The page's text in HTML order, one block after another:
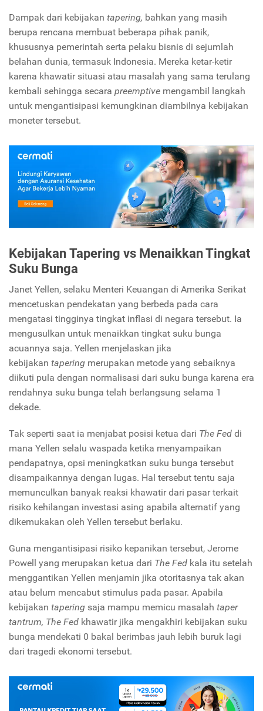
Dampak dari kebijakan tapering, bahkan yang masih
berupa rencana membuat beberapa pihak panik,
khususnya pemerintah serta pelaku bisnis di sejumlah
belahan dunia, termasuk Indonesia. Mereka ketar-ketir
karena khawatir situasi atau masalah yang sama terulang
kembali sehingga secara preemptive mengambil langkah
untuk mengantisipasi kemungkinan diambilnya kebijakan
moneter tersebut.
KebijakanTapering vs Menaikkan Tingkat
Suku Bunga
Janet Yellen, selaku Menteri Keuangan di Amerika Serikat
mencetuskan pendekatan yang berbeda pada cara
mengatasi tingginya tingkat inflasi di negara tersebut. Ia
mengusulkan untuk menaikkan tingkat suku bunga
acuannya saja. Yellen menjelaskan jika
kebijakan tapering merupakan metode yang sebaiknya
diikuti pula dengan normalisasi dari suku bunga karena era
rendahnya suku bunga telah berlangsung selama 1
dekade.
Tak seperti saat ia menjabat posisi ketua dari The Fed di
mana Yellen selalu waspada ketika menyampaikan
pendapatnya, opsi meningkatkan suku bunga tersebut
disampaikannya dengan lugas. Hal tersebut tentu saja
memunculkan banyak reaksi khawatir dari pasar terkait
risiko kehilangan investasi asing apabila alternatif yang
dikemukakan oleh Yellen tersebut berlaku.
Guna mengantisipasi risiko kepanikan tersebut, Jerome
Powell yang merupakan ketua dari The Fed kala itu setelah
menggantikan Yellen menjamin jika otoritasnya tak akan
atau belum mencabut stimulus pada pasar. Apabila
kebijakan tapering saja mampu memicu masalah taper
tantrum, The Fed khawatir jika mengakhiri kebijakan suku
bunga mendekati 0 bakal berimbas jauh lebih buruk lagi
dari tragedi ekonomi tersebut.